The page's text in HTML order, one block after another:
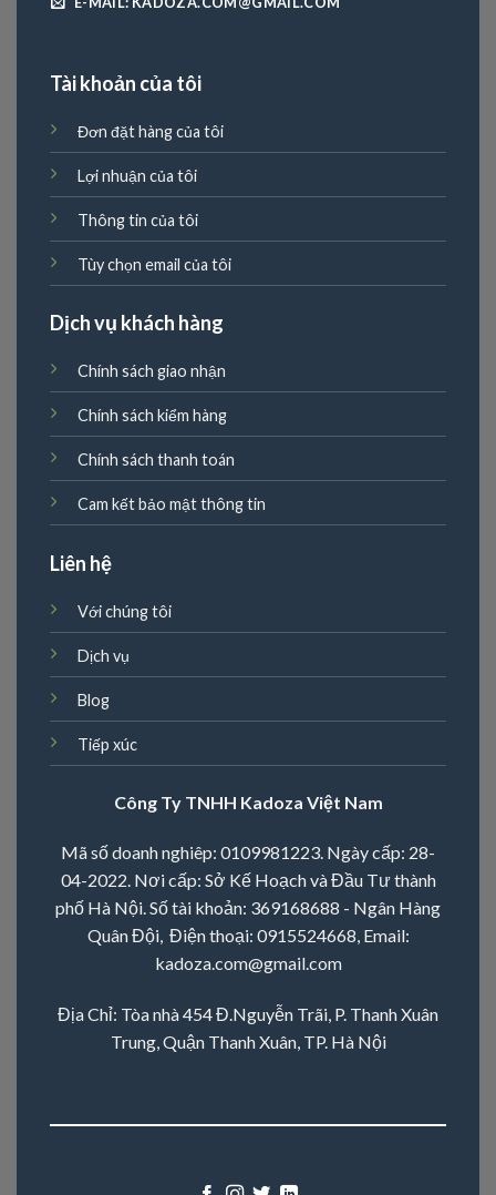
Tài khoản của tôi
Đơn đặt hàng của tôi
Lợi nhuận của tôi
Thông tin của tôi
Tùy chọn email của tôi
Dịch vụ khách hàng
Chính sách giao nhận
Chính sách kiểm hàng
Chính sách thanh toán
Cam kết bảo mật thông tin
Liên hệ
Với chúng tôi
Dịch vụ
Blog
Tiếp xúc
Công Ty TNHH Kadoza Việt Nam
Mã số doanh nghiêp: 0109981223. Ngày cấp: 28-
04-2022. Nơi cấp: Sở Kế Hoạch và Đầu Tư thành
phố Hà Nội. Số tài khoản: 369168688 - Ngân Hàng
Quân Đội, Điện thoại: 0915524668, Email:
kadoza.com@gmail.com
Địa Chỉ: Tòa nhà 454 Đ.Nguyễn Trãi, P. Thanh Xuân
Trung, Quận Thanh Xuân, TP. Hà Nội